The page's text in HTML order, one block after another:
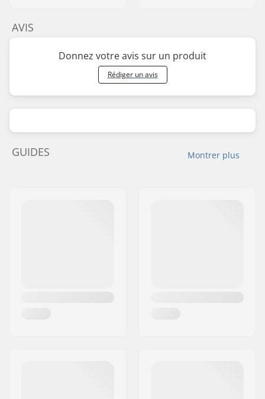
AVIS
Donnez votre avis sur un produit
Rédiger un avis
Montrer plus
GUIDES